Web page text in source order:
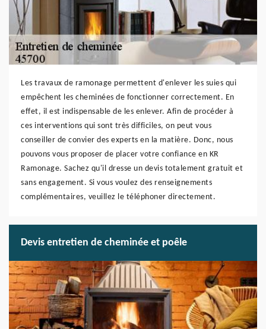
Les travaux de ramonage permettent d'enlever les suies qui
empêchent les cheminées de fonctionner correctement. En
effet, il est indispensable de les enlever. Afin de procéder à
ces interventions qui sont très difficiles, on peut vous
conseiller de convier des experts en la matière. Donc, nous
pouvons vous proposer de placer votre confiance en KR
Ramonage. Sachez qu'il dresse un devis totalement gratuit et
sans engagement. Si vous voulez des renseignements
complémentaires, veuillez le téléphoner directement.
Devis entretien de cheminée et poêle